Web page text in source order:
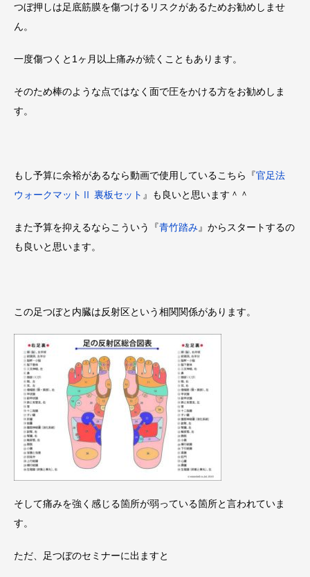
つぼ押しは足底筋膜を傷つけるリスクがあるためお勧めしませ
ん。
一度傷つくと1ヶ月以上痛みが続くこともあります。
そのため棒のような点ではなく面で圧をかける方をお勧めしま
す。
もし予算に余裕があるなら動画で使用しているこちら『官足法
ウォークマットⅡ 裏板セット 』も良いと思います＾＾
また予算を抑えるならこういう『青竹踏み 』からスタートするの
も良いと思います。
この足つぼと内臓は反射区という相関関係があります。
そして痛みを強く感じる箇所が弱っている箇所と言われていま
す。
ただ、足つぼのセミナーに出ますと